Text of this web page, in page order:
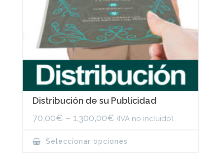
Distribución de su Publicidad
70,00€ – 1.300,00€ (IVA no incluido)
Seleccionar opciones